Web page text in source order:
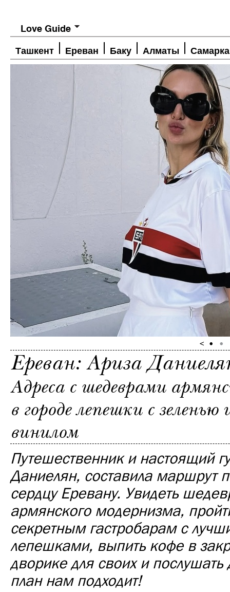
Love Guide
Ташкент Ереван Баку Алматы
Ереван: Ариза
Адреса с шедеврами
в городе лепешки с
винилом
Путешественник и настоящий
Даниелян, составила маршрут
сердцу Еревану. Увидеть
армянского модернизма,
секретным гастробарам с
лепешками, выпить кофе в
дворике для своих и
план нам подходит!